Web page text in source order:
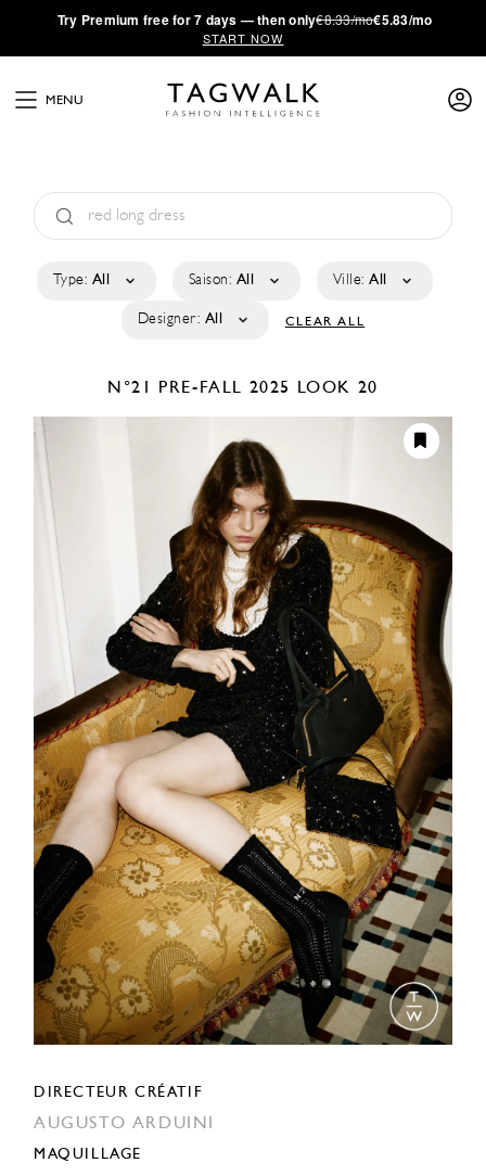
·Try Premium free for 7 days — then only€8.33/mo€5.83/mo
START NOW
MENU
Type: All Saison: All Ville: All
Designer: All CLEAR ALL
N°21 PRE-FALL 2025 LOOK 20
DIRECTEUR CRÉATIF
AUGUSTO ARDUINI
MAQUILLAGE